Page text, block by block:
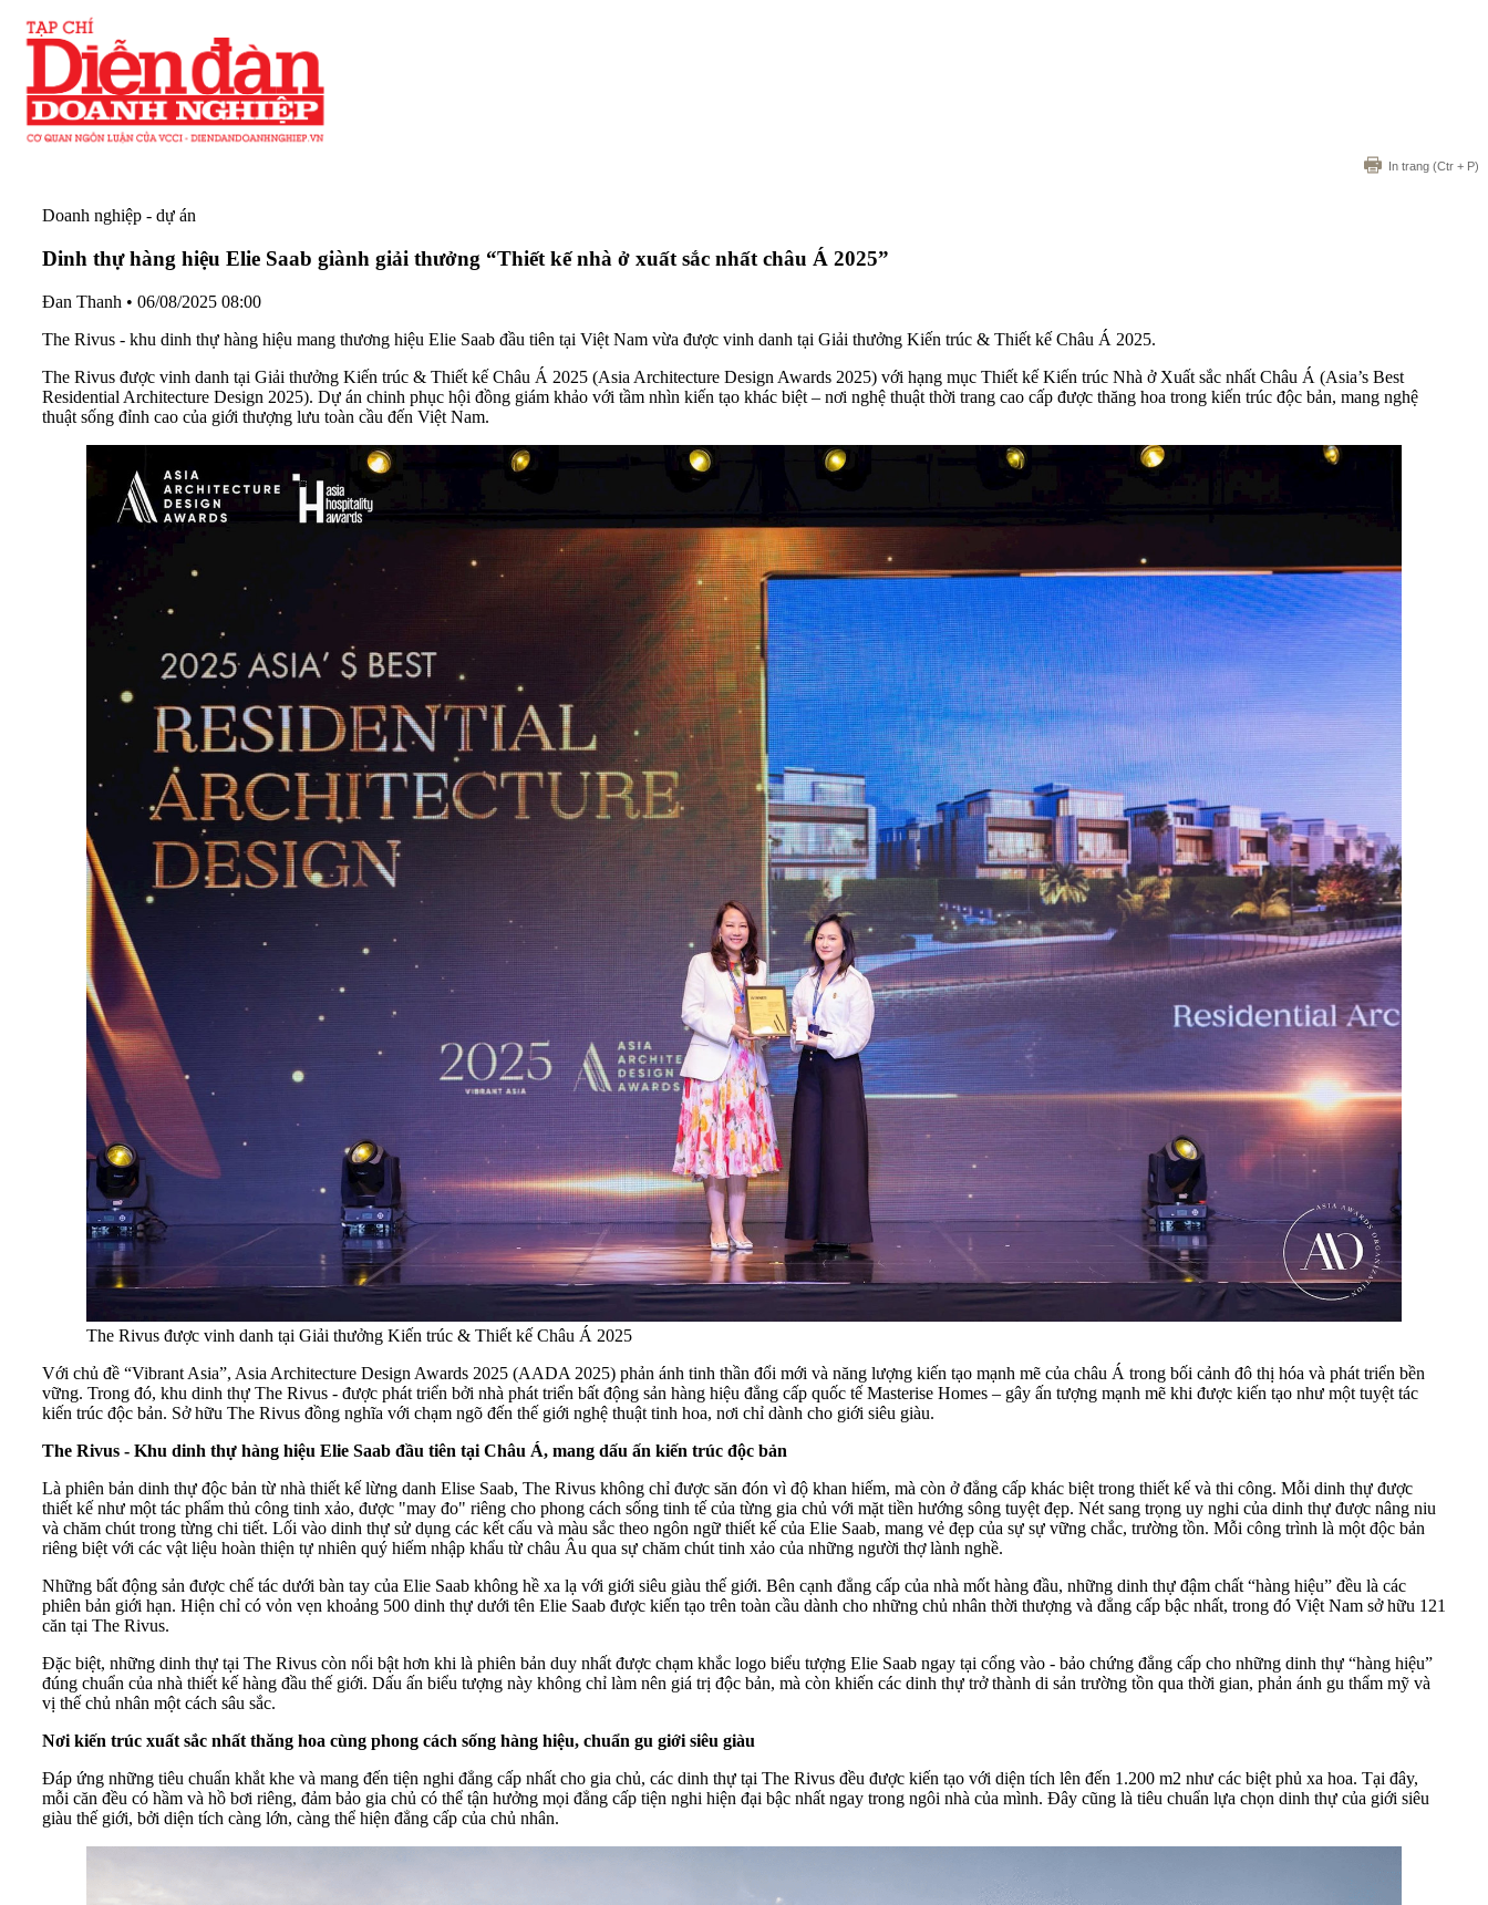
In trang (Ctr + P)
Doanh nghiệp - dự án
Dinh thự hàng hiệu Elie Saab giành giải thưởng “Thiết kế nhà ở xuất sắc nhất châu Á 2025”
Đan Thanh • 06/08/2025 08:00
The Rivus - khu dinh thự hàng hiệu mang thương hiệu Elie Saab đầu tiên tại Việt Nam vừa được vinh danh tại Giải thưởng Kiến trúc & Thiết kế Châu Á 2025.
The Rivus được vinh danh tại Giải thưởng Kiến trúc & Thiết kế Châu Á 2025 (Asia Architecture Design Awards 2025) với hạng mục Thiết kế Kiến trúc Nhà ở Xuất sắc nhất Châu Á (Asia’s Best
Residential Architecture Design 2025). Dự án chinh phục hội đồng giám khảo với tầm nhìn kiến tạo khác biệt – nơi nghệ thuật thời trang cao cấp được thăng hoa trong kiến trúc độc bản, mang nghệ
thuật sống đỉnh cao của giới thượng lưu toàn cầu đến Việt Nam.
The Rivus được vinh danh tại Giải thưởng Kiến trúc & Thiết kế Châu Á 2025
Với chủ đề “Vibrant Asia”, Asia Architecture Design Awards 2025 (AADA 2025) phản ánh tinh thần đổi mới và năng lượng kiến tạo mạnh mẽ của châu Á trong bối cảnh đô thị hóa và phát triển bền
vững. Trong đó, khu dinh thự The Rivus - được phát triển bởi nhà phát triển bất động sản hàng hiệu đẳng cấp quốc tế Masterise Homes – gây ấn tượng mạnh mẽ khi được kiến tạo như một tuyệt tác
kiến trúc độc bản. Sở hữu The Rivus đồng nghĩa với chạm ngõ đến thế giới nghệ thuật tinh hoa, nơi chỉ dành cho giới siêu giàu.
The Rivus - Khu dinh thự hàng hiệu Elie Saab đầu tiên tại Châu Á, mang dấu ấn kiến trúc độc bản
Là phiên bản dinh thự độc bản từ nhà thiết kế lừng danh Elise Saab, The Rivus không chỉ được săn đón vì độ khan hiếm, mà còn ở đẳng cấp khác biệt trong thiết kế và thi công. Mỗi dinh thự được
thiết kế như một tác phẩm thủ công tinh xảo, được "may đo" riêng cho phong cách sống tinh tế của từng gia chủ với mặt tiền hướng sông tuyệt đẹp. Nét sang trọng uy nghi của dinh thự được nâng niu
và chăm chút trong từng chi tiết. Lối vào dinh thự sử dụng các kết cấu và màu sắc theo ngôn ngữ thiết kế của Elie Saab, mang vẻ đẹp của sự sự vững chắc, trường tồn. Mỗi công trình là một độc bản
riêng biệt với các vật liệu hoàn thiện tự nhiên quý hiếm nhập khẩu từ châu Âu qua sự chăm chút tinh xảo của những người thợ lành nghề.
Những bất động sản được chế tác dưới bàn tay của Elie Saab không hề xa lạ với giới siêu giàu thế giới. Bên cạnh đẳng cấp của nhà mốt hàng đầu, những dinh thự đậm chất “hàng hiệu” đều là các
phiên bản giới hạn. Hiện chỉ có vỏn vẹn khoảng 500 dinh thự dưới tên Elie Saab được kiến tạo trên toàn cầu dành cho những chủ nhân thời thượng và đẳng cấp bậc nhất, trong đó Việt Nam sở hữu 121
căn tại The Rivus.
Đặc biệt, những dinh thự tại The Rivus còn nổi bật hơn khi là phiên bản duy nhất được chạm khắc logo biểu tượng Elie Saab ngay tại cổng vào - bảo chứng đẳng cấp cho những dinh thự “hàng hiệu”
đúng chuẩn của nhà thiết kế hàng đầu thế giới. Dấu ấn biểu tượng này không chỉ làm nên giá trị độc bản, mà còn khiến các dinh thự trở thành di sản trường tồn qua thời gian, phản ánh gu thẩm mỹ và
vị thế chủ nhân một cách sâu sắc.
Nơi kiến trúc xuất sắc nhất thăng hoa cùng phong cách sống hàng hiệu, chuẩn gu giới siêu giàu
Đáp ứng những tiêu chuẩn khắt khe và mang đến tiện nghi đẳng cấp nhất cho gia chủ, các dinh thự tại The Rivus đều được kiến tạo với diện tích lên đến 1.200 m2 như các biệt phủ xa hoa. Tại đây,
mỗi căn đều có hầm và hồ bơi riêng, đảm bảo gia chủ có thể tận hưởng mọi đẳng cấp tiện nghi hiện đại bậc nhất ngay trong ngôi nhà của mình. Đây cũng là tiêu chuẩn lựa chọn dinh thự của giới siêu
giàu thế giới, bởi diện tích càng lớn, càng thể hiện đẳng cấp của chủ nhân.